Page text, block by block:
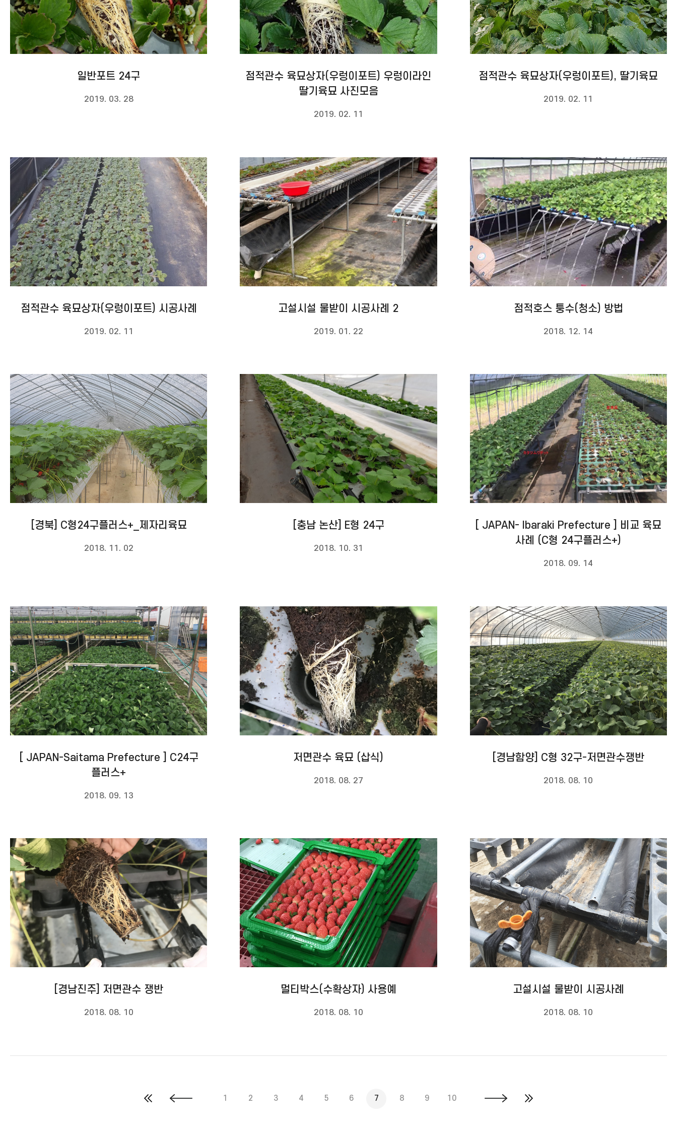
일반포트 24구
2019. 03. 28
점적관수 육묘상자(우렁이포트) 우렁이라인
딸기육묘 사진모음
2019. 02. 11
점적관수 육묘상자(우렁이포트), 딸기육묘
2019. 02. 11
점적관수 육묘상자(우렁이포트) 시공사례
2019. 02. 11
고설시설 물받이 시공사례 2
2019. 01. 22
점적호스 퉁수(청소) 방법
2018. 12. 14
[경북] C형24구플러스+_제자리육묘
2018. 11. 02
[충남 논산] E형 24구
2018. 10. 31
[ JAPAN- Ibaraki Prefecture ] 비교 육묘
사례 (C형 24구플러스+)
2018. 09. 14
[ JAPAN-Saitama Prefecture ] C24구
플러스+
2018. 09. 13
저면관수 육묘 (삽식)
2018. 08. 27
[경남함양] C형 32구-저면관수쟁반
2018. 08. 10
[경남진주] 저면관수 쟁반
2018. 08. 10
멀티박스(수확상자) 사용예
2018. 08. 10
고설시설 물받이 시공사례
2018. 08. 10
1 2 3 4 5 6 7 8 9 10